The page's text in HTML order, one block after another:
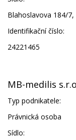
Blahoslavova 184/
Identifikační číslo:
24221465
MB-medilis
Typ podnikatele:
Právnická osoba
Sídlo: